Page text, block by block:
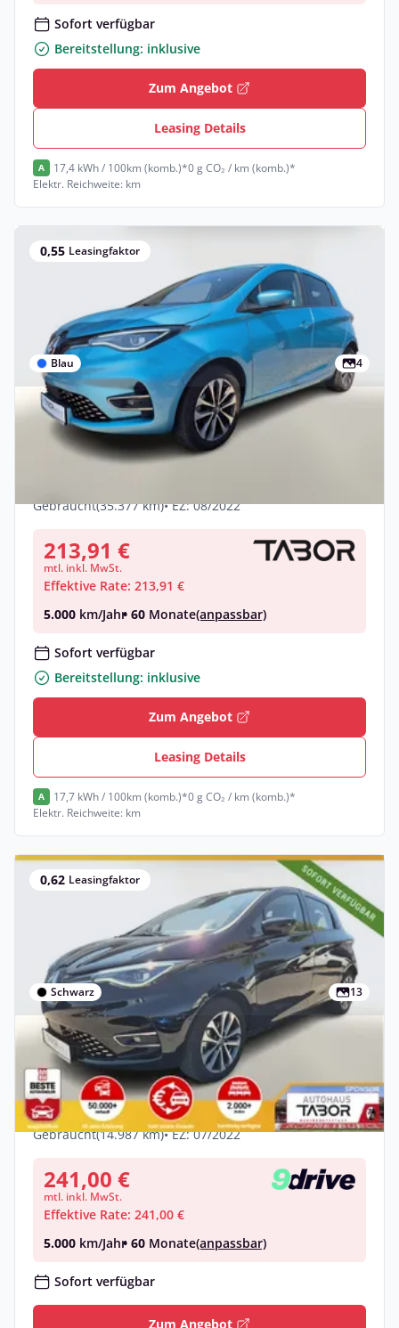
Sofort verfügbar
Bereitstellung: inklusive
Zum Angebot
Leasing Details
A 17,4 kWh / 100km (komb.)*0 g CO₂ / km (komb.)*
Elektr. Reichweite: km
0,55 Leasingfaktor
Blau 4
Privat & Gewerbe
Renault Zoe ZE50 R135 Intens Kauf-Bat.
LED Nav WinterP Leasing privat
Gebraucht(35.377 km)• EZ: 08/2022
213,91 €
mtl. inkl. MwSt.
Effektive Rate: 213,91 €
5.000 km/Jahr• 60 Monate(anpassbar)
Sofort verfügbar
Bereitstellung: inklusive
Zum Angebot
Leasing Details
A 17,7 kWh / 100km (komb.)*0 g CO₂ / km (komb.)*
Elektr. Reichweite: km
0,62 Leasingfaktor
Schwarz 13
Gewerbe
Renault ZOE ZE50 R135 Intens Kauf-Bat.
LED WinterP Nav
Elektro •Automatik • 136 PS (100 kW)
Gebraucht(14.987 km)• EZ: 07/2022
241,00 €
mtl. inkl. MwSt.
Effektive Rate: 241,00 €
5.000 km/Jahr• 60 Monate(anpassbar)
Sofort verfügbar
Zum Angebot